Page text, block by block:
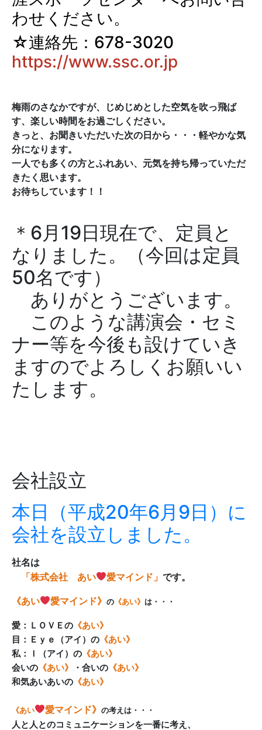
わせください。
☆連絡先：678-3020
https://www.ssc.or.jp
梅雨のさなかですが、じめじめとした空気を吹っ飛ば
す、楽しい時間をお過ごしください。
きっと、お聞きいただいた次の日から・・・軽やかな気
分になります。
一人でも多くの方とふれあい、元気を持ち帰っていただ
きたく思います。
お待ちしています！！
＊6月19日現在で、定員と
なりました。（今回は定員
50名です）
ありがとうございます。
このような講演会・セミ
ナー等を今後も設けていき
ますのでよろしくお願いい
たします。
会社設立
本日（平成20年6月9日）に
会社を設立しました。
社名は
「株式会社 あい
愛マインド」です。
《あい 愛マインド》の 《あい》 は・・・
愛：ＬＯＶＥの 《あい》
目：Ｅｙｅ（アイ）の 《あい》
私：Ｉ（アイ）の 《あい》
会いの 《あい》 ・合いの 《あい》
和気あいあいの 《あい》
《あい 愛マインド》の考えは・・・
人と人とのコミュニケーションを一番に考え、